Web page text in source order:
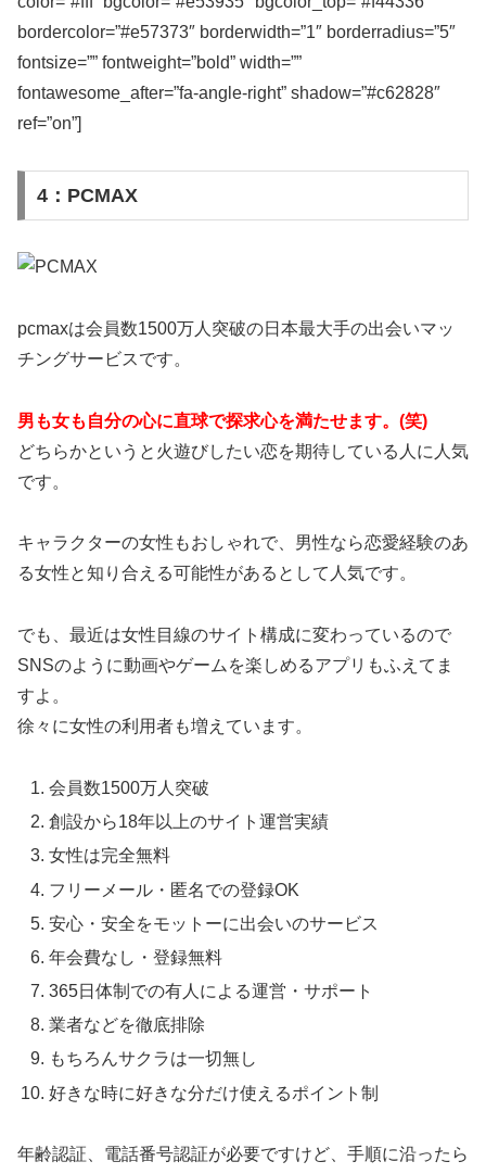
bordercolor=”#e57373″ borderwidth=”1″ borderradius=”5″
fontsize=”” fontweight=”bold” width=””
fontawesome_after=”fa-angle-right” shadow=”#c62828″
ref=”on”]
4：PCMAX
pcmaxは会員数1500万人突破の日本最大手の出会いマッ
チングサービスです。
男も女も自分の心に直球で探求心を満たせます。(笑)
どちらかというと火遊びしたい恋を期待している人に人気
です。
キャラクターの女性もおしゃれで、男性なら恋愛経験のあ
る女性と知り合える可能性があるとして人気です。
でも、最近は女性目線のサイト構成に変わっているので
SNSのように動画やゲームを楽しめるアプリもふえてま
すよ。
徐々に女性の利用者も増えています。
会員数1500万人突破
創設から18年以上のサイト運営実績
女性は完全無料
フリーメール・匿名での登録OK
安心・安全をモットーに出会いのサービス
年会費なし・登録無料
365日体制での有人による運営・サポート
業者などを徹底排除
もちろんサクラは一切無し
好きな時に好きな分だけ使えるポイント制
年齢認証、電話番号認証が必要ですけど、手順に沿ったら